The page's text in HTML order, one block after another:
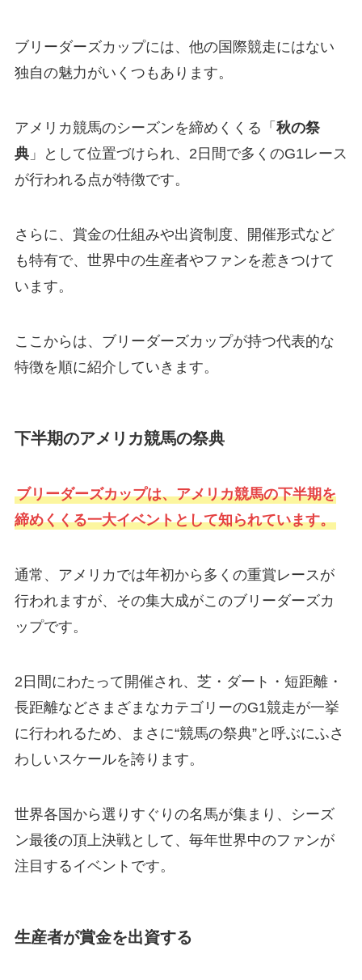
ブリーダーズカップには、他の国際競走にはない
独自の魅力がいくつもあります。
アメリカ競馬のシーズンを締めくくる「 秋の祭
典」として位置づけられ、2日間で多くのG1レース
が行われる点が特徴です。
さらに、賞金の仕組みや出資制度、開催形式など
も特有で、世界中の生産者やファンを惹きつけて
います。
ここからは、ブリーダーズカップが持つ代表的な
特徴を順に紹介していきます。
下半期のアメリカ競馬の祭典
ブリーダーズカップは、アメリカ競馬の下半期を
締めくくる一大イベントとして知られています。
通常、アメリカでは年初から多くの重賞レースが
行われますが、その集大成がこのブリーダーズカ
ップです。
2日間にわたって開催され、芝・ダート・短距離・
長距離などさまざまなカテゴリーのG1競走が一挙
に行われるため、まさに“競馬の祭典”と呼ぶにふさ
わしいスケールを誇ります。
世界各国から選りすぐりの名馬が集まり、シーズ
ン最後の頂上決戦として、毎年世界中のファンが
注目するイベントです。
生産者が賞金を出資する